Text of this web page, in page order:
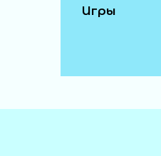
Игры